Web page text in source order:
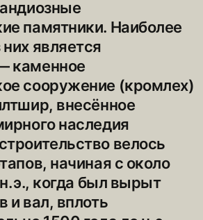
памятники. Наиболее
является
​каменное
сооружение (кромлех)
внесённое
наследия
велось
начиная с около
э., когда был вырыт
и вал, вплоть